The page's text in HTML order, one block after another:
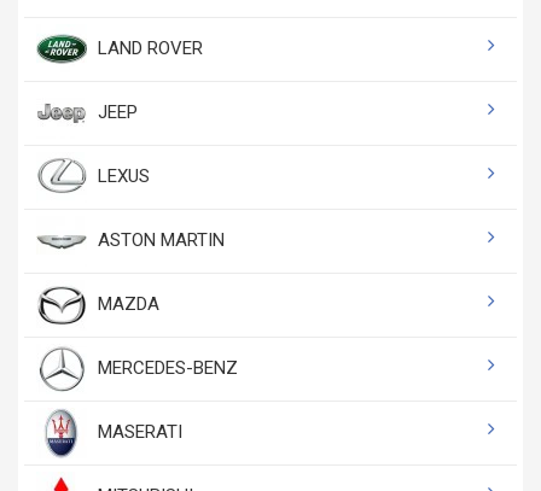
LAND ROVER
JEEP
LEXUS
ASTON MARTIN
MAZDA
MERCEDES-BENZ
MASERATI